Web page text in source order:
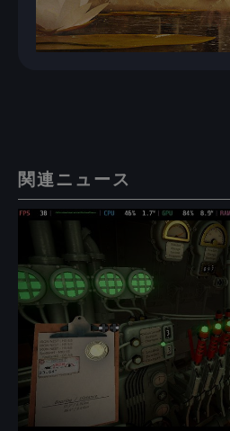
関連ニュース